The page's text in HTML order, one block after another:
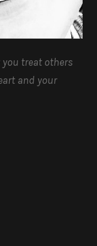
you treat others
and your